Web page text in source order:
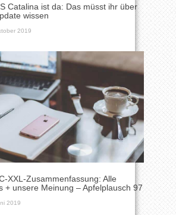
Catalina ist da: Das müsst ihr über
wissen
2019
XXL-Zusammenfassung: Alle
+ unsere Meinung – Apfelplausch 97
2019